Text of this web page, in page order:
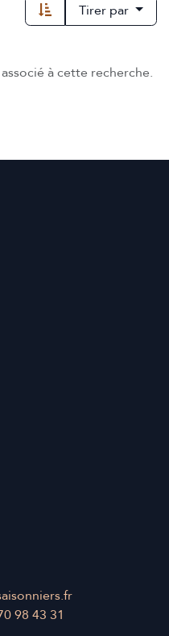
Tirer par
à cette recherche.
98 43 31